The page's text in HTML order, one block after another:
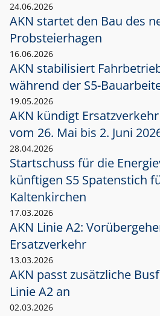
24.06.2026
AKN startet den Bau des
Probsteierhagen
16.06.2026
AKN stabilisiert
während der S5-
19.05.2026
AKN kündigt
vom 26. Mai bis 2. Juni
28.04.2026
Startschuss für die
künftigen S5 Spatenstich
Kaltenkirchen
17.03.2026
AKN Linie A2:
Ersatzverkehr
13.03.2026
AKN passt zusätzliche
Linie A2 an
02.03.2026